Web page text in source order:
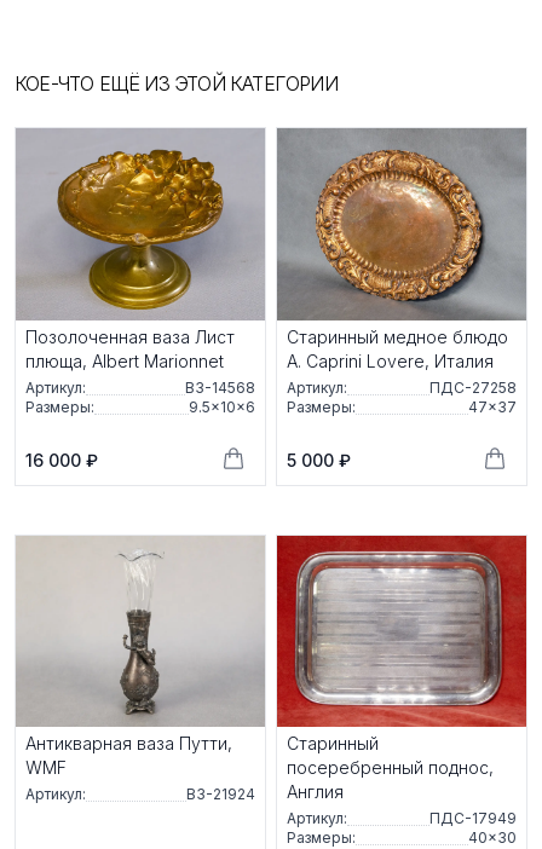
КОЕ-ЧТО ЕЩЁ ИЗ ЭТОЙ КАТЕГОРИИ
Позолоченная ваза Лист
плюща, Albert Marionnet
Артикул:
ВЗ-14568
Размеры:
9.5×10×6
16 000 ₽
Старинный медное блюдо
A. Caprini Lovere, Италия
Артикул:
ПДС-27258
Размеры:
47×37
5 000 ₽
Антикварная ваза Путти,
WMF
Артикул: ВЗ-21924
Старинный
посеребренный поднос,
Англия
Артикул:
ПДС-17949
Размеры:
40×30